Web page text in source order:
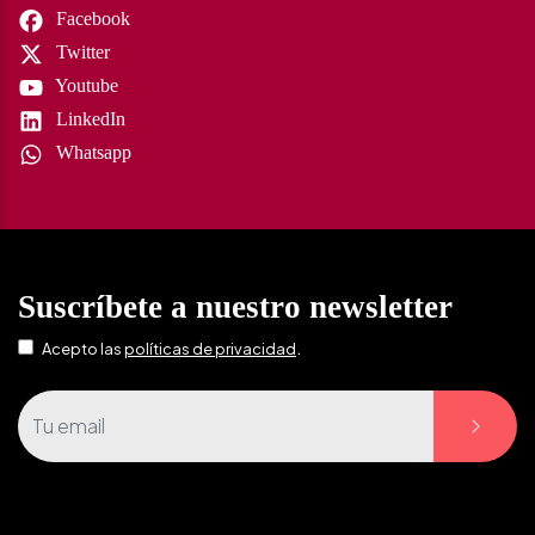
Facebook
Twitter
Youtube
LinkedIn
Whatsapp
Suscríbete a nuestro newsletter
Acepto laspolíticas de privacidad.